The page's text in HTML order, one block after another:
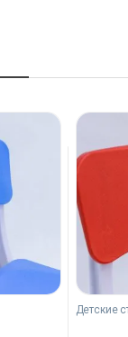
Детские